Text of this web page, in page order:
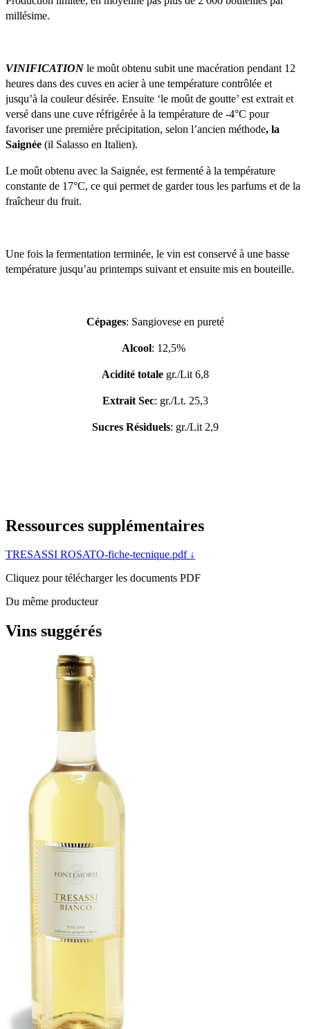
millésime.
VINIFICATION le moût obtenu subit une macération pendant 12
heures dans des cuves en acier à une température contrôlée et
jusqu’à la couleur désirée. Ensuite ‘le moût de goutte’ est extrait et
versé dans une cuve réfrigérée à la température de -4°C pour
favoriser une première précipitation, selon l’ancien méthode, la
Saignée (il Salasso en Italien).
Le moût obtenu avec la Saignée, est fermenté à la température
constante de 17°C, ce qui permet de garder tous les parfums et de la
fraîcheur du fruit.
Une fois la fermentation terminée, le vin est conservé à une basse
température jusqu’au printemps suivant et ensuite mis en bouteille.
Cépages: Sangiovese en pureté
Alcool: 12,5%
Acidité totale gr./Lit 6,8
Extrait Sec: gr./Lt. 25,3
Sucres Résiduels: gr./Lit 2,9
Ressources supplémentaires
TRESASSI ROSATO-fiche-tecnique.pdf ↓
Cliquez pour télécharger les documents PDF
Du même producteur
Vins suggérés